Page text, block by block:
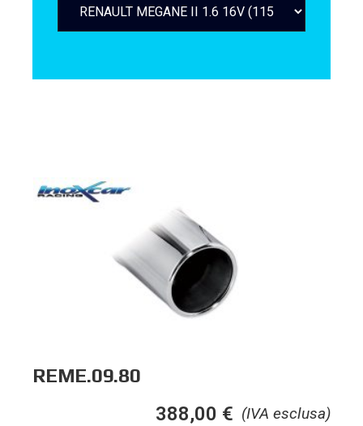
REME.09.80
(IVA esclusa)
388,00 €